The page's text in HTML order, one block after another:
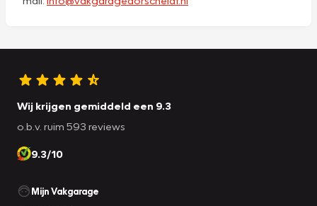
Wij krijgen gemiddeld een 9.3
o.b.v. ruim 593 reviews
9.3/10
Mijn Vakgarage